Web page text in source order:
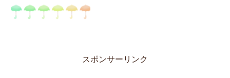
スポンサーリンク